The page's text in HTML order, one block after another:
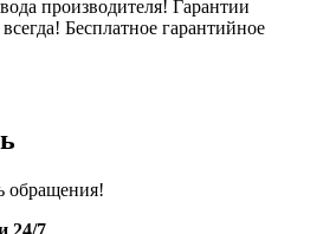
производителя! Гарантии
Бесплатное гарантийное
обращения!
24/7